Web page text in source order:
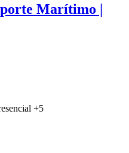
Marítimo |
+5